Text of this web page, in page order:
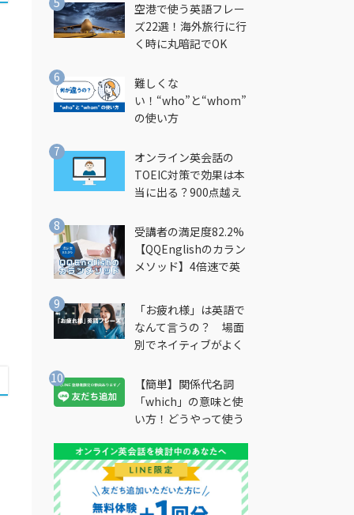
空港で使う英語フレー
ズ22選！海外旅行に行
く時に丸暗記でOK
難しくな
い！“who”と“whom”
の使い方
オンライン英会話の
TOEIC対策で効果は本
当に出る？900点越え
受講者の満足度82.2%
【QQEnglishのカラン
メソッド】4倍速で英
法とは？
「お疲れ様」は英語で
なんて言うの？ 場面
別でネイティブがよく
説
【簡単】関係代名詞
「which」の意味と使
い方！どうやって使う